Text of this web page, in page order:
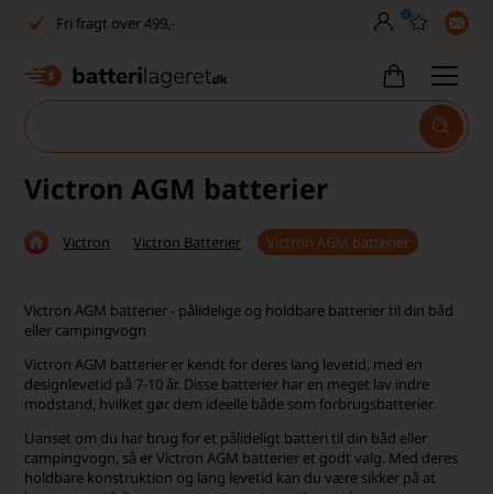
Fri fragt over 499,-
Dansk lager
1040+ glade kunder på Trustpilot
Dag-til-dag levering
Dansk lager
30 dages returret
Tlf. er lukket uge 27-32
1040+ glade kunder på Trustpilot
0
Victron AGM batterier
Victron Victron Batterier Victron AGM batterier
Victron AGM batterier - pålidelige og holdbare batterier til din båd
eller campingvogn
Victron AGM batterier er kendt for deres lang levetid, med en
designlevetid på 7-10 år. Disse batterier har en meget lav indre
modstand, hvilket gør dem ideelle både som forbrugsbatterier.
Uanset om du har brug for et pålideligt batteri til din båd eller
campingvogn, så er Victron AGM batterier et godt valg. Med deres
holdbare konstruktion og lang levetid kan du være sikker på at